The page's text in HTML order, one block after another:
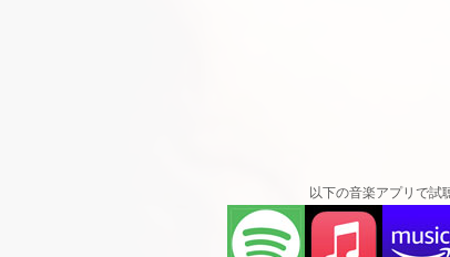
ジュリー・アンドリュース、キャサリン・ゼタ・ジ
ル・スクール(ニューヨークのハイスクール・フォー
以下の音楽アプリで試